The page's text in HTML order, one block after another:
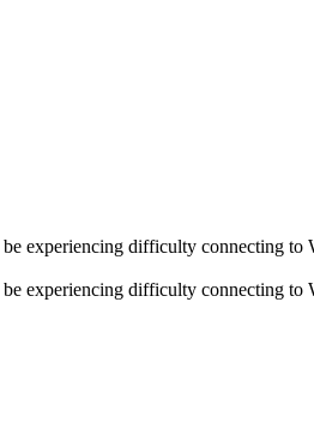
experiencing difficulty connecting
experiencing difficulty connecting